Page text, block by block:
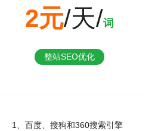
2元/天/词
整站SEO优化
1、百度、搜狗和360搜索引擎